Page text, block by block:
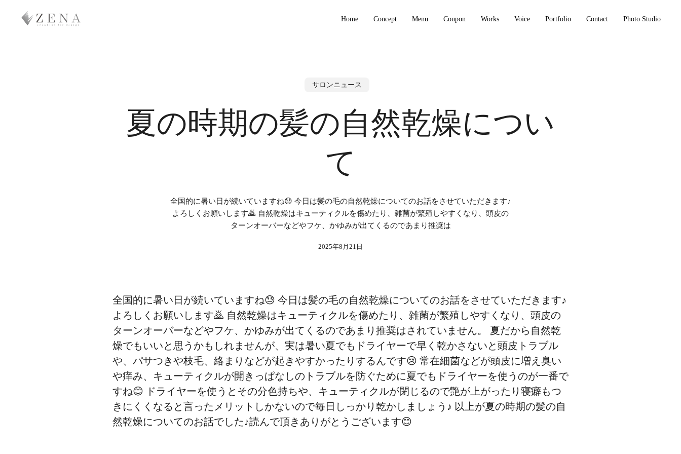
Home Concept Menu Coupon Works Voice Portfolio Contact Photo Studio
サロンニュース
夏の時期の髪の自然乾燥につい
て
全国的に暑い日が続いていますね😓 今日は髪の毛の自然乾燥についてのお話をさせていただきます♪
よろしくお願いします🙇 自然乾燥はキューティクルを傷めたり、雑菌が繁殖しやすくなり、頭皮の
ターンオーバーなどやフケ、かゆみが出てくるのであまり推奨は
2025年8月21日
全国的に暑い日が続いていますね😓 今日は髪の毛の自然乾燥についてのお話をさせていただきます♪
よろしくお願いします🙇 自然乾燥はキューティクルを傷めたり、雑菌が繁殖しやすくなり、頭皮の
ターンオーバーなどやフケ、かゆみが出てくるのであまり推奨はされていません。 夏だから自然乾
燥でもいいと思うかもしれませんが、実は暑い夏でもドライヤーで早く乾かさないと頭皮トラブル
や、パサつきや枝毛、絡まりなどが起きやすかったりするんです😢 常在細菌などが頭皮に増え臭い
や痒み、キューティクルが開きっぱなしのトラブルを防ぐために夏でもドライヤーを使うのが一番で
すね😊 ドライヤーを使うとその分色持ちや、キューティクルが閉じるので艶が上がったり寝癖もつ
きにくくなると言ったメリットしかないので毎日しっかり乾かしましょう♪ 以上が夏の時期の髪の自
然乾燥についてのお話でした♪読んで頂きありがとうございます😊